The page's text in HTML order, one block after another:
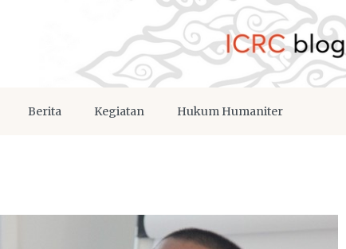
Berita Kegiatan Hukum Humaniter